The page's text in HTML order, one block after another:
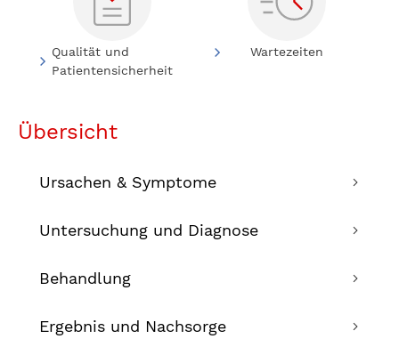
Qualität und
Patientensicherheit
Wartezeiten
Übersicht
Ursachen & Symptome
Untersuchung und Diagnose
Behandlung
Ergebnis und Nachsorge